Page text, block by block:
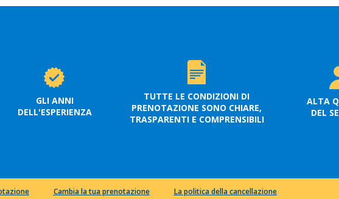
GLI ANNI
DELL'ESPERIENZA
TUTTE LE CONDIZIONI DI
PRENOTAZIONE SONO CHIARE,
TRASPARENTI E COMPRENSIBILI
ALTA
DEL
Cambia la tua prenotazione La politica della cancellazione